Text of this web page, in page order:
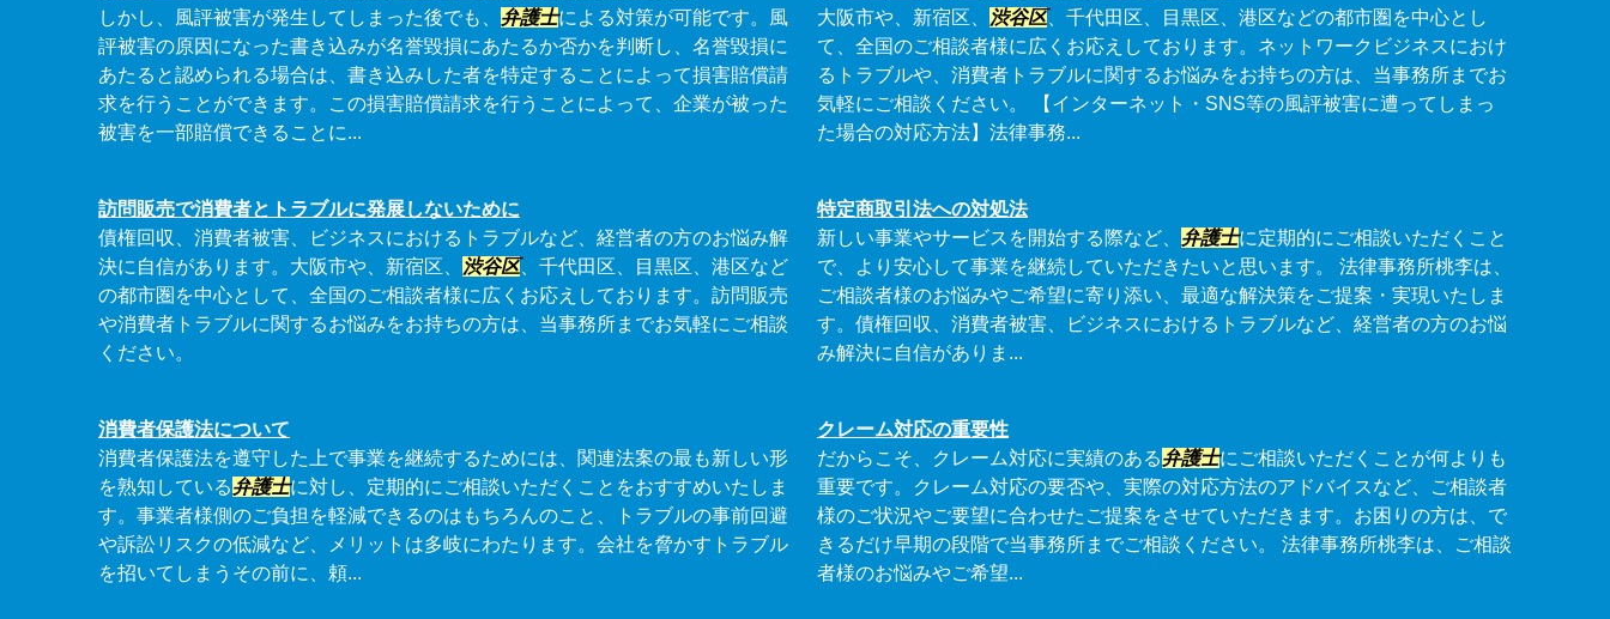
しかし、風評被害が発生してしまった後でも、 弁護士による対策が可能です。風
評被害の原因になった書き込みが名誉毀損にあたるか否かを判断し、名誉毀損に
あたると認められる場合は、書き込みした者を特定することによって損害賠償請
求を行うことができます。この損害賠償請求を行うことによって、企業が被った
被害を一部賠償できることに...
大阪市や、新宿区、
渋谷区、千代田区、目黒区、港区などの都市圏を中心とし
て、全国のご相談者様に広くお応えしております。ネットワークビジネスにおけ
るトラブルや、消費者トラブルに関するお悩みをお持ちの方は、当事務所までお
気軽にご相談ください。 【インターネット・SNS等の風評被害に遭ってしまっ
た場合の対応方法】法律事務...
訪問販売で消費者とトラブルに発展しないために
債権回収、消費者被害、ビジネスにおけるトラブルなど、経営者の方のお悩み解
決に自信があります。大阪市や、新宿区、
渋谷区、千代田区、目黒区、港区など
の都市圏を中心として、全国のご相談者様に広くお応えしております。訪問販売
や消費者トラブルに関するお悩みをお持ちの方は、当事務所までお気軽にご相談
ください。
特定商取引法への対処法
新しい事業やサービスを開始する際など、 弁護士に定期的にご相談いただくこと
で、より安心して事業を継続していただきたいと思います。 法律事務所桃李は、
ご相談者様のお悩みやご希望に寄り添い、最適な解決策をご提案・実現いたしま
す。債権回収、消費者被害、ビジネスにおけるトラブルなど、経営者の方のお悩
み解決に自信がありま...
消費者保護法について
消費者保護法を遵守した上で事業を継続するためには、関連法案の最も新しい形
を熟知している弁護士に対し、定期的にご相談いただくことをおすすめいたしま
す。事業者様側のご負担を軽減できるのはもちろんのこと、トラブルの事前回避
や訴訟リスクの低減など、メリットは多岐にわたります。会社を脅かすトラブル
を招いてしまうその前に、頼...
クレーム対応の重要性
だからこそ、クレーム対応に実績のある弁護士にご相談いただくことが何よりも
重要です。クレーム対応の要否や、実際の対応方法のアドバイスなど、ご相談者
様のご状況やご要望に合わせたご提案をさせていただきます。お困りの方は、で
きるだけ早期の段階で当事務所までご相談ください。 法律事務所桃李は、ご相談
者様のお悩みやご希望...